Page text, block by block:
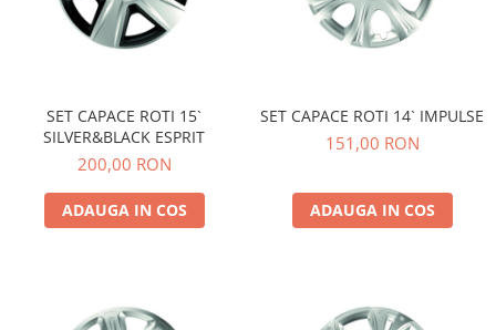
SET CAPACE ROTI 15`
SILVER&BLACK ESPRIT
200,00 RON
ADAUGA IN COS
SET CAPACE ROTI 14` IMPULSE
151,00 RON
ADAUGA IN COS